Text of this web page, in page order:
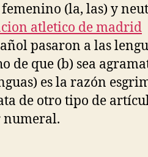
(la, las) y
atletico de madrid
pasaron a las
de que (b) sea
es la razón
de otro tipo de
numeral.